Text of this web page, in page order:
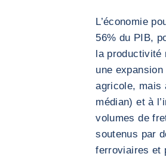
L’économie
56% du PIB,
la productivité
une
agricole, mais
médian) et à
volumes de
soutenus par
ferroviaires et